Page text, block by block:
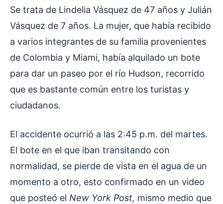
Se trata de Lindelia Vásquez de 47 años y Julián
Vásquez de 7 años. La mujer, que había recibido
a varios integrantes de su familia provenientes
de Colombia y Miami, había alquilado un bote
para dar un paseo por el río Hudson, recorrido
que es bastante común entre los turistas y
ciudadanos.
El accidente ocurrió a las 2:45 p.m. del martes.
El bote en el que iban transitando con
normalidad, se pierde de vista en el agua de un
momento a otro, esto confirmado en un video
que posteó el New York Post, mismo medio que